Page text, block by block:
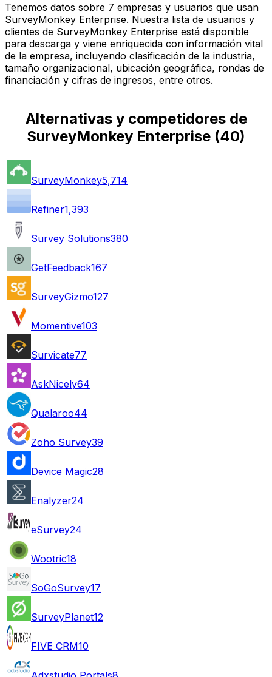
Tenemos datos sobre 7 empresas y usuarios que usan
SurveyMonkey Enterprise. Nuestra lista de usuarios y
clientes de SurveyMonkey Enterprise está disponible
para descarga y viene enriquecida con información vital
de la empresa, incluyendo clasificación de la industria,
tamaño organizacional, ubicación geográfica, rondas de
financiación y cifras de ingresos, entre otros.
Alternativas y competidores de
SurveyMonkey Enterprise (40)
SurveyMonkey5,714
Refiner1,393
Survey Solutions380
GetFeedback167
SurveyGizmo127
Momentive103
Survicate77
AskNicely64
Qualaroo44
Zoho Survey39
Device Magic28
Enalyzer24
eSurvey24
Wootric18
SoGoSurvey17
SurveyPlanet12
FIVE CRM10